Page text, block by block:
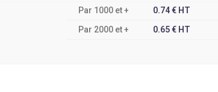
Par 1000et + 0.74€ HT
Par 2000et + 0.65€ HT